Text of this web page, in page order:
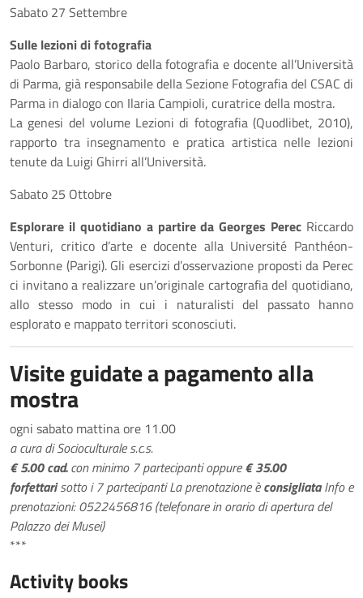
Sabato 27 Settembre
Sulle lezioni di fotografia
Paolo Barbaro, storico della fotografia e docente all’Università
di Parma, già responsabile della Sezione Fotografia del CSAC di
Parma in dialogo con Ilaria Campioli, curatrice della mostra.
La genesi del volume Lezioni di fotografia (Quodlibet, 2010),
rapporto tra insegnamento e pratica artistica nelle lezioni
tenute da Luigi Ghirri all’Università.
Sabato 25 Ottobre
Esplorare il quotidiano a partire da Georges Perec Riccardo
Venturi, critico d’arte e docente alla Université Panthéon-
Sorbonne (Parigi). Gli esercizi d’osservazione proposti da Perec
ci invitano a realizzare un’originale cartografia del quotidiano,
allo stesso modo in cui i naturalisti del passato hanno
esplorato e mappato territori sconosciuti.
Visite guidate a pagamento alla
mostra
ogni sabato mattina ore 11.00
a cura di Socioculturale s.c.s.
€ 5.00 cad.con minimo 7 partecipanti oppure€ 35.00
forfettarisotto i 7 partecipanti La prenotazione èconsigliata Info e
prenotazioni: 0522456816 (telefonare in orario di apertura del
Palazzo dei Musei)
***
Activity books